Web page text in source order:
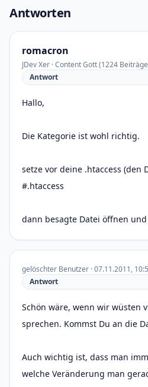
Antworten
romacron
JDev Xer · Content Gott (1224
Antwort
Hallo,
Die Kategorie ist wohl richtig.
setze vor deine .htaccess (den
#.htaccess
dann besagte Datei öffnen
gelöschter Benutzer · 07.11.2011,
Antwort
Schön wäre, wenn wir wüsten
sprechen. Kommst Du an die
Auch wichtig ist, dass man
welche Veränderung man